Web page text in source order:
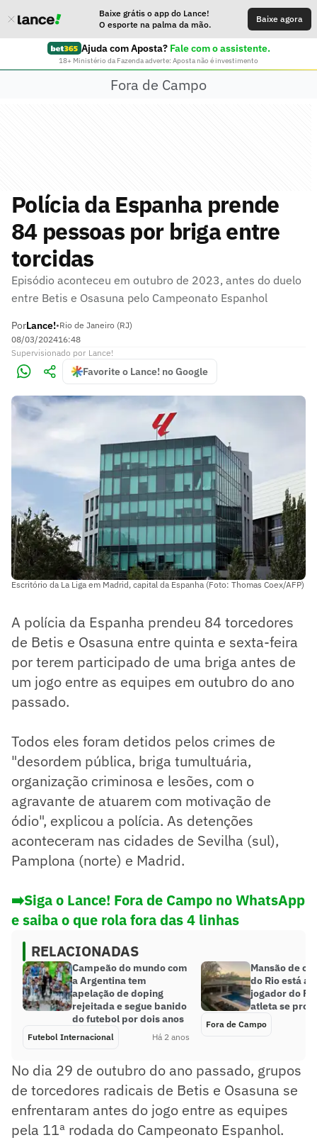
Baixe grátis o app do Lance!
O esporte na palma da mão.
Baixe agora
Ajuda com Aposta? Fale com o assistente.
18+ Ministério da Fazenda adverte: Aposta não é investimento
Fora de Campo
Polícia da Espanha prende
84 pessoas por briga entre
torcidas
Episódio aconteceu em outubro de 2023, antes do duelo
entre Betis e Osasuna pelo Campeonato Espanhol
PorLance!•Rio de Janeiro (RJ)
08/03/202416:48
Supervisionado por Lance!
Favorite o Lance! no Google
Escritório da La Liga em Madrid, capital da Espanha (Foto: Thomas Coex/AFP)
A polícia da Espanha prendeu 84 torcedores
de Betis e Osasuna entre quinta e sexta-feira
por terem participado de uma briga antes de
um jogo entre as equipes em outubro do ano
passado.
Todos eles foram detidos pelos crimes de
"desordem pública, briga tumultuária,
organização criminosa e lesões, com o
agravante de atuarem com motivação de
ódio", explicou a polícia. As detenções
aconteceram nas cidades de Sevilha (sul),
Pamplona (norte) e Madrid.
➡️Siga o Lance! Fora de Campo no WhatsApp
e saiba o que rola fora das 4 linhas
RELACIONADAS
Campeão do mundo com
a Argentina tem
apelação de doping
rejeitada e segue banido
do futebol por dois anos
Futebol Internacional Há 2 anos
Mansão de
do Rio está
jogador do
atleta se
Fora de Campo
No dia 29 de outubro do ano passado, grupos
de torcedores radicais de Betis e Osasuna se
enfrentaram antes do jogo entre as equipes
pela 11ª rodada do Campeonato Espanhol.